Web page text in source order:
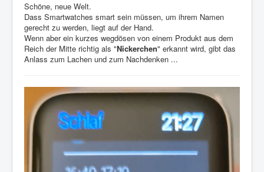
Schöne, neue Welt.
Dass Smartwatches smart sein müssen, um ihrem Namen
gerecht zu werden, liegt auf der Hand.
Wenn aber ein kurzes wegdösen von einem Produkt aus dem
Reich der Mitte richtig als "Nickerchen" erkannt wird, gibt das
Anlass zum Lachen und zum Nachdenken ...